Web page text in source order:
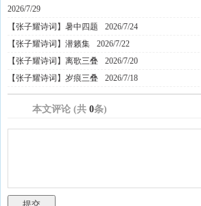
2026/7/29
【张子耀诗词】暑中四题
2026/7/24
【张子耀诗词】潜籁集
2026/7/22
【张子耀诗词】离歌三叠
2026/7/20
【张子耀诗词】岁痕三叠
2026/7/18
本文评论 (共 0条)